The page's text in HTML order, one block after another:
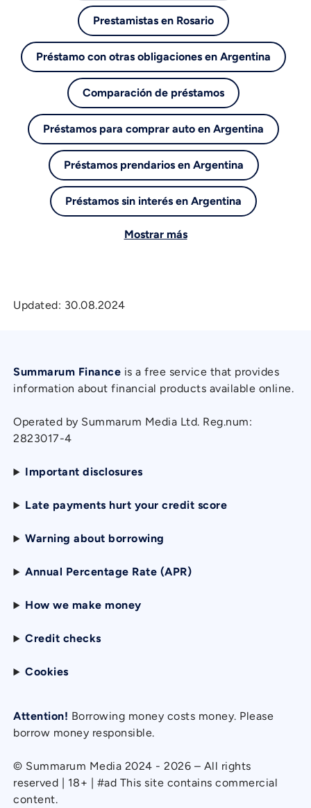
Prestamistas en Rosario
Préstamo con otras obligaciones en Argentina
Comparación de préstamos
Préstamos para comprar auto en Argentina
Préstamos prendarios en Argentina
Préstamos sin interés en Argentina
Mostrar más
Updated: 30.08.2024
Summarum Finance is a free service that provides
information about financial products available online.
Operated by Summarum Media Ltd. Reg.num:
2823017-4
Important disclosures
Late payments hurt your credit score
Warning about borrowing
Annual Percentage Rate (APR)
How we make money
Credit checks
Cookies
Attention! Borrowing money costs money. Please
borrow money responsible.
© Summarum Media 2024 - 2026 – All rights
reserved | 18+ | #ad This site contains commercial
content.